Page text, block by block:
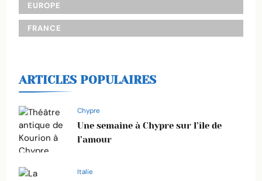
EUROPE
FRANCE
ARTICLES POPULAIRES
Chypre
Une semaine à Chypre sur l’île de
l’amour
Italie